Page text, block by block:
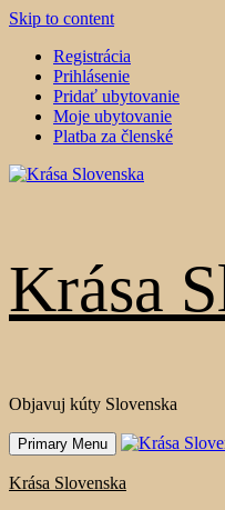
Skip to content
Registrácia
Prihlásenie
Pridať ubytovanie
Moje ubytovanie
Platba za členské
Krása
Objavuj kúty Slovenska
Primary Menu
Krása Slovenska